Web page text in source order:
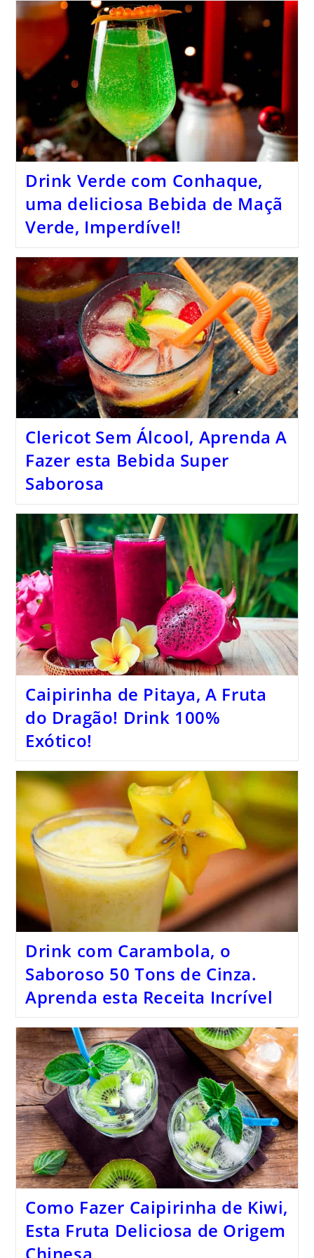
Drink Verde com Conhaque,
uma deliciosa Bebida de Maçã
Verde, Imperdível!
Clericot Sem Álcool, Aprenda A
Fazer esta Bebida Super
Saborosa
Caipirinha de Pitaya, A Fruta
do Dragão! Drink 100%
Exótico!
Drink com Carambola, o
Saboroso 50 Tons de Cinza.
Aprenda esta Receita Incrível
Como Fazer Caipirinha de Kiwi,
Esta Fruta Deliciosa de Origem